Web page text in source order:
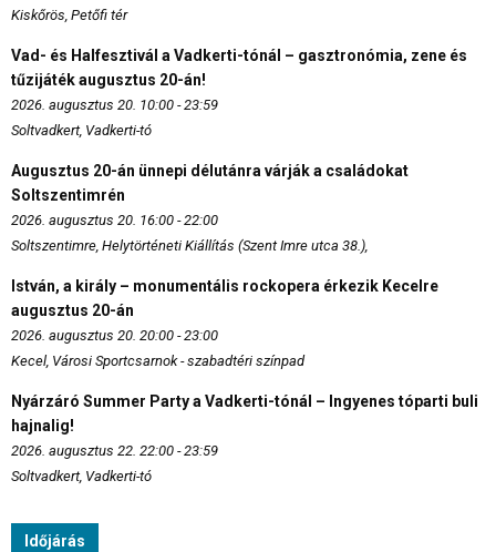
Kiskőrös, Petőfi tér
Vad- és Halfesztivál a Vadkerti-tónál – gasztronómia, zene és
tűzijáték augusztus 20-án!
2026. augusztus 20. 10:00 - 23:59
Soltvadkert, Vadkerti-tó
Augusztus 20-án ünnepi délutánra várják a családokat
Soltszentimrén
2026. augusztus 20. 16:00 - 22:00
Soltszentimre, Helytörténeti Kiállítás (Szent Imre utca 38.),
István, a király – monumentális rockopera érkezik Kecelre
augusztus 20-án
2026. augusztus 20. 20:00 - 23:00
Kecel, Városi Sportcsarnok - szabadtéri színpad
Nyárzáró Summer Party a Vadkerti-tónál – Ingyenes tóparti buli
hajnalig!
2026. augusztus 22. 22:00 - 23:59
Soltvadkert, Vadkerti-tó
Időjárás